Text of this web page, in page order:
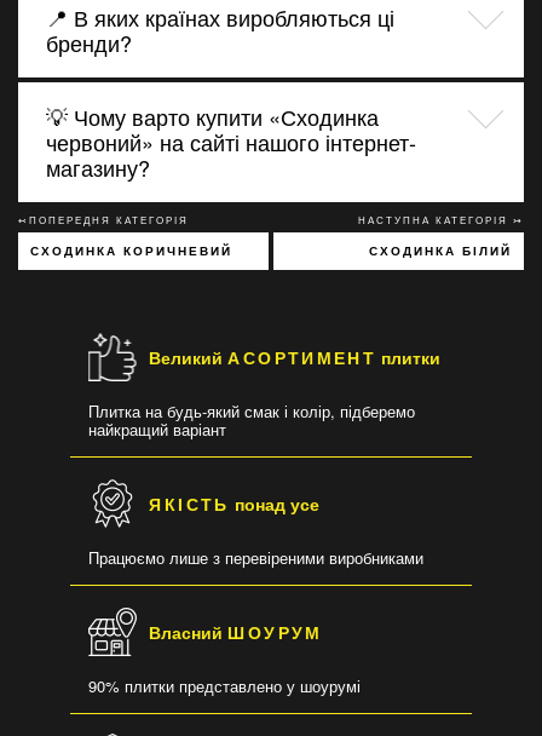
📍 В яких країнах виробляються ці
бренди?
💡 Чому варто купити «Сходинка
червоний» на сайті нашого інтернет-
магазину?
↢ПОПЕРЕДНЯ КАТЕГОРІЯ
СХОДИНКА КОРИЧНЕВИЙ
НАСТУПНА КАТЕГОРІЯ ↣
СХОДИНКА БІЛИЙ
ВеликийАСОРТИМЕНТ плитки
Плитка на будь-який смак і колір, підберемо
найкращий варіант
ЯКІСТЬ понад усе
Працюємо лише з перевіреними виробниками
Власний ШОУРУМ
90% плитки представлено у шоурумі